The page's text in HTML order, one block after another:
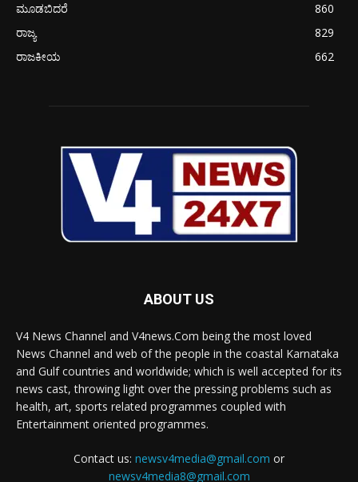
ಮೂಡಬಿದರೆ
860
ರಾಜ್ಯ
829
ರಾಜಕೀಯ
662
ABOUT US
V4 News Channel and V4news.Com being the most loved
News Channel and web of the people in the coastal Karnataka
and Gulf countries and worldwide; which is well accepted for its
news cast, throwing light over the pressing problems such as
health, art, sports related programmes coupled with
Entertainment oriented programmes.
Contact us: newsv4media@gmail.com or
newsv4media8@gmail.com